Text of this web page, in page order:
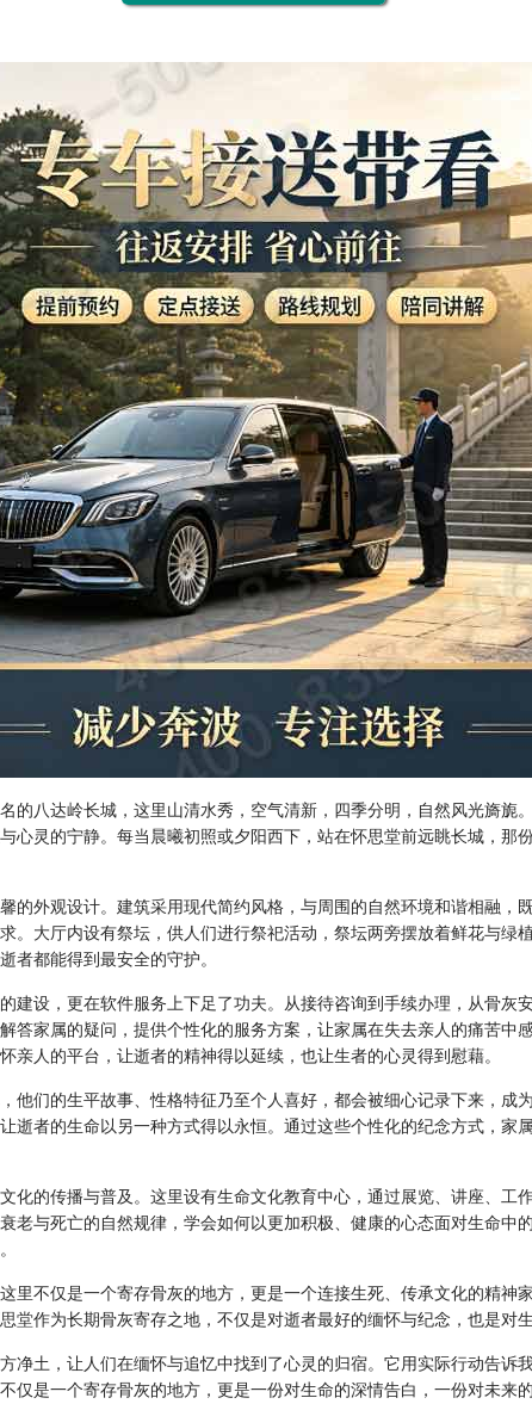
的八达岭长城，这里山清水秀，空气清新，四季分明，自然风光旖
心灵的宁静。每当晨曦初照或夕阳西下，站在怀思堂前远眺长城，那
的外观设计。建筑采用现代简约风格，与周围的自然环境和谐相融
。大厅内设有祭坛，供人们进行祭祀活动，祭坛两旁摆放着鲜花与
都能得到最安全的守护。
建设，更在软件服务上下足了功夫。从接待咨询到手续办理，从骨灰
答家属的疑问，提供个性化的服务方案，让家属在失去亲人的痛苦中
人的平台，让逝者的精神得以延续，也让生者的心灵得到慰藉。
他们的生平故事、性格特征乃至个人喜好，都会被细心记录下来，
逝者的生命以另一种方式得以永恒。通过这些个性化的纪念方式，
化的传播与普及。这里设有生命文化教育中心，通过展览、讲座、工
老与死亡的自然规律，学会如何以更加积极、健康的心态面对生命
里不仅是一个寄存骨灰的地方，更是一个连接生死、传承文化的精
堂作为长期骨灰寄存之地，不仅是对逝者最好的缅怀与纪念，也是对
净土，让人们在缅怀与追忆中找到了心灵的归宿。它用实际行动告诉
不仅是一个寄存骨灰的地方，更是一份对生命的深情告白，一份对未来